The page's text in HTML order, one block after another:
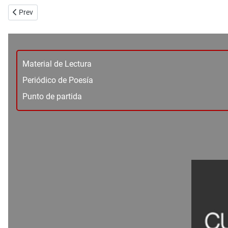
Material de Lectura
Periódico de Poesía
Punto de partida
Previous article: No. 70-71 - Crónica - San Marcos - Héctor Andrés
Prev